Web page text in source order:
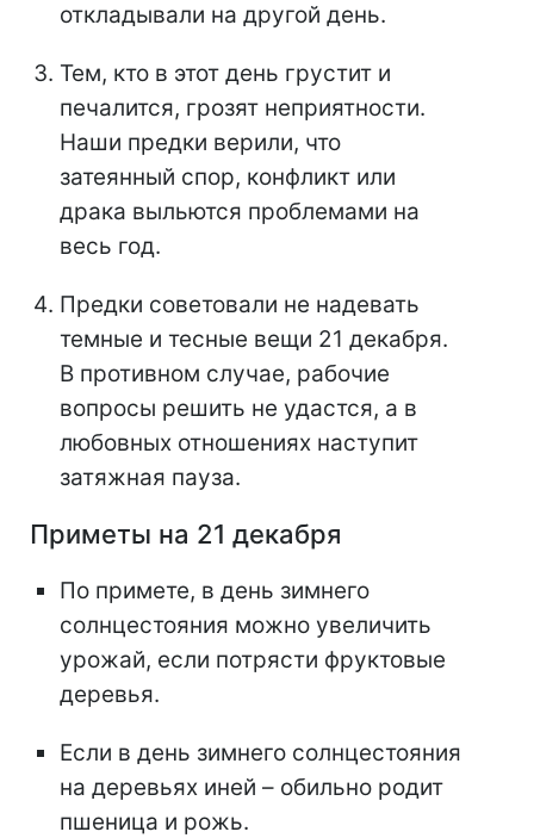
откладывали на другой день.
Тем, кто в этот день грустит и
печалится, грозят неприятности.
Наши предки верили, что
затеянный спор, конфликт или
драка выльются проблемами на
весь год.
Предки советовали не надевать
темные и тесные вещи 21 декабря.
В противном случае, рабочие
вопросы решить не удастся, а в
любовных отношениях наступит
затяжная пауза.
Приметы на 21 декабря
По примете, в день зимнего
солнцестояния можно увеличить
урожай, если потрясти фруктовые
деревья.
Если в день зимнего солнцестояния
на деревьях иней – обильно родит
пшеница и рожь.